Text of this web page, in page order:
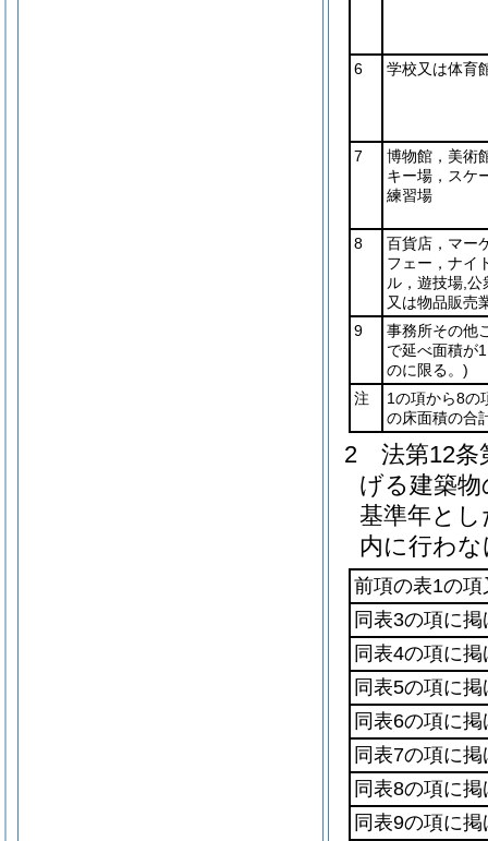
6 学校又は体育
7
博物館，美術
キー場，スケ
練習場
8
百貨店，マー
フェー，ナイ
ル，遊技場,
又は物品販売
9
事務所その他
で延べ面積が
のに限る。)
注
1の項から8の
の床面積の合
2
法第12条
げる建築
基準年と
内に行わ
前項の表1の
同表3の項に
同表4の項に
同表5の項に
同表6の項に
同表7の項に
同表8の項に
同表9の項に